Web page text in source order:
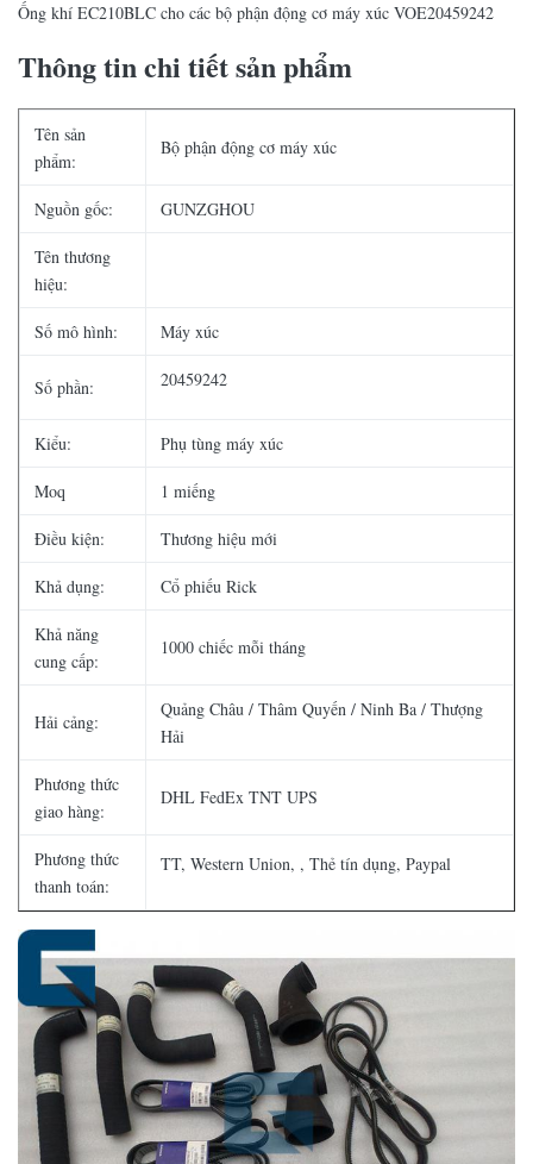
Ống khí EC210BLC cho các bộ phận động cơ máy xúc VOE20459242
Thông tin chi tiết sản phẩm
Tên sản
phẩm:
Bộ phận động cơ máy xúc
Nguồn gốc: GUNZGHOU
Tên thương
hiệu:
Số mô hình: Máy xúc
Số phần: 20459242
Kiểu: Phụ tùng máy xúc
Moq 1 miếng
Điều kiện: Thương hiệu mới
Khả dụng: Cổ phiếu Rick
Khả năng
cung cấp:
1000 chiếc mỗi tháng
Hải cảng:
Quảng Châu / Thâm Quyến / Ninh Ba / Thượng
Hải
Phương thức
giao hàng:
DHL FedEx TNT UPS
Phương thức
thanh toán:
TT, Western Union, , Thẻ tín dụng, Paypal